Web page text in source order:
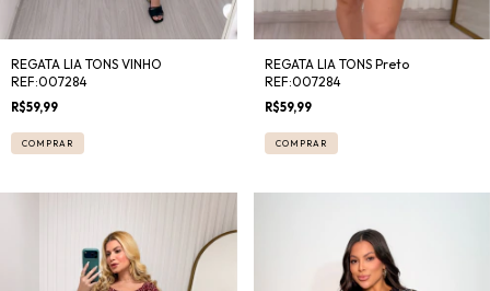
REGATA LIA TONS VINHO
REF:007284
R$59,99
COMPRAR
REGATA LIA TONS Preto
REF:007284
R$59,99
COMPRAR